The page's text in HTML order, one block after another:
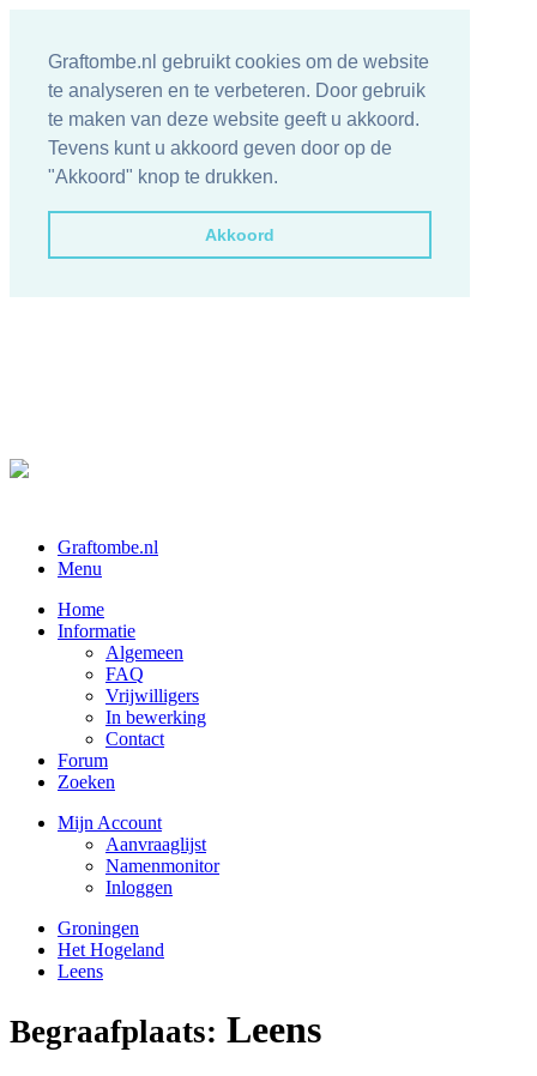
Graftombe.nl gebruikt cookies om de website
te analyseren en te verbeteren. Door gebruik
te maken van deze website geeft u akkoord.
Tevens kunt u akkoord geven door op de
"Akkoord" knop te drukken.
Akkoord
Graftombe.nl
Menu
Home
Informatie
Algemeen
FAQ
Vrijwilligers
In bewerking
Contact
Forum
Zoeken
Mijn Account
Aanvraaglijst
Namenmonitor
Inloggen
Groningen
Het Hogeland
Leens
Begraafplaats: Leens